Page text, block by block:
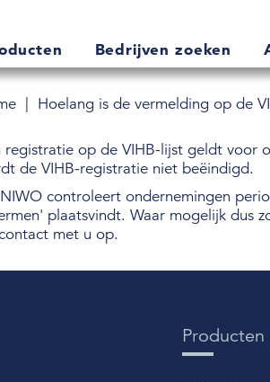
Bedrijven zoeken
Hoelang is de vermelding op de
registratie op de VIHB-lijst geldt voor
de VIHB-registratie niet beëindigd.
controleert ondernemingen
plaatsvindt. Waar mogelijk dus
met u op.
Producten